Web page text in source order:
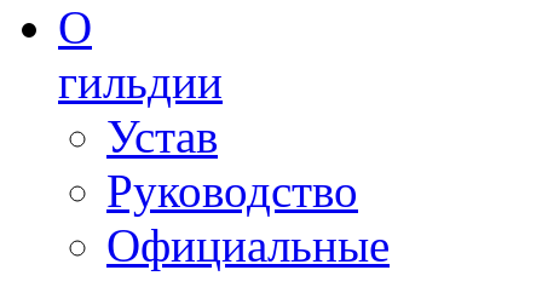
О
гильдии
Устав
Руководство
Официальные